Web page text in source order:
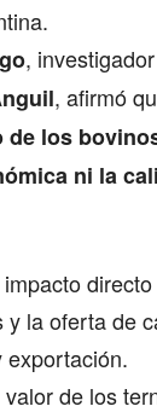
,
, afirmó
de los
ni la
y la oferta de
exportación.
de los